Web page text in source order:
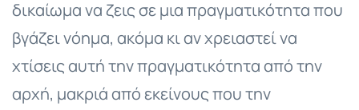
δικαίωμα να ζεις σε μια πραγματικότητα που
βγάζει νόημα, ακόμα κι αν χρειαστεί να
χτίσεις αυτή την πραγματικότητα από την
αρχή, μακριά από εκείνους που την